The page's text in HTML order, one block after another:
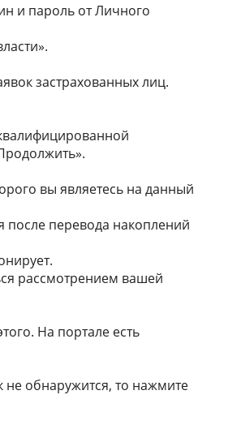
и пароль от Личного
застрахованных лиц.
вы являетесь на данный
после перевода накоплений
рассмотрением вашей
На портале есть
обнаружится, то нажмите